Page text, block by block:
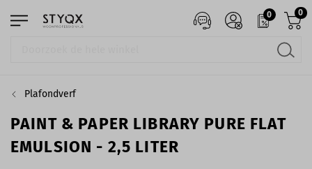
0 0
Plafondverf
PAINT & PAPER LIBRARY PURE FLAT
EMULSION - 2,5 LITER